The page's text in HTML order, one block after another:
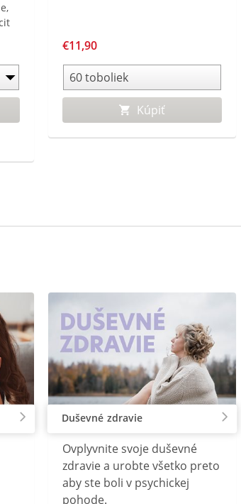
€11,90
Kúpiť
Duševné zdravie
Ovplyvnite svoje duševné
zdravie a urobte všetko preto
aby ste boli v psychickej
pohode.